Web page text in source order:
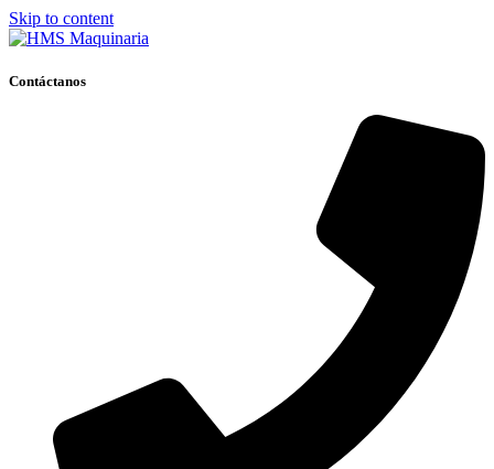
Skip to content
Contáctanos